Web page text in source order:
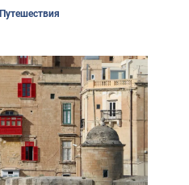
Путешествия